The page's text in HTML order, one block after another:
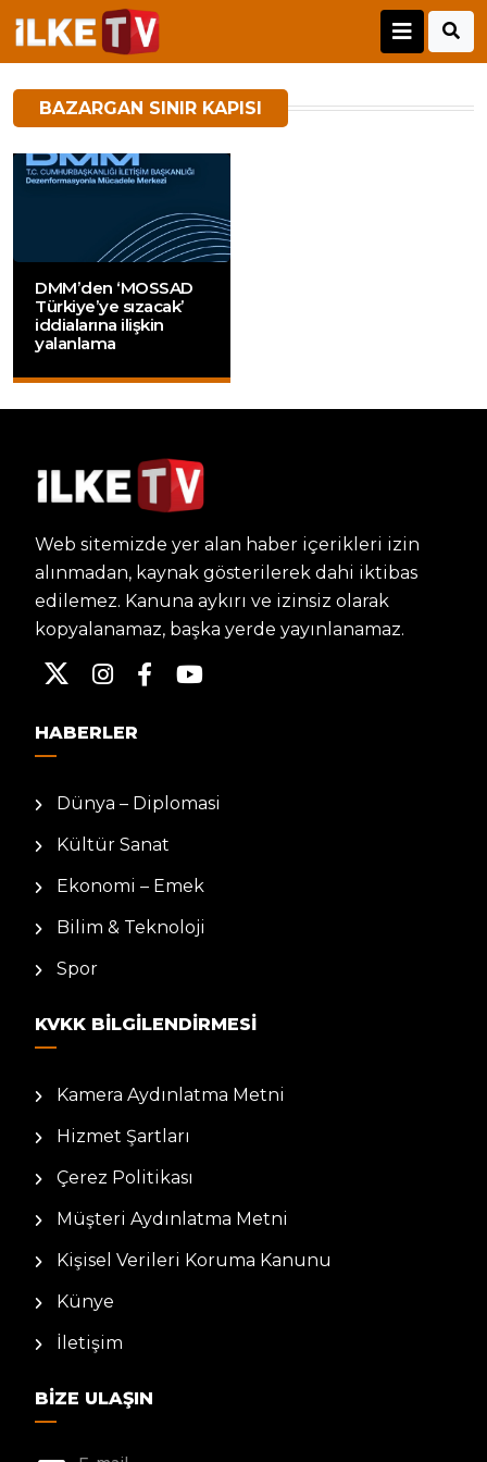
BAZARGAN SINIR KAPISI
DMM’den ‘MOSSAD
Türkiye’ye sızacak’
iddialarına ilişkin
yalanlama
Web sitemizde yer alan haber içerikleri izin
alınmadan, kaynak gösterilerek dahi iktibas
edilemez. Kanuna aykırı ve izinsiz olarak
kopyalanamaz, başka yerde yayınlanamaz.
HABERLER
Dünya – Diplomasi
Kültür Sanat
Ekonomi – Emek
Bilim & Teknoloji
Spor
KVKK BILGILENDIRMESI
Kamera Aydınlatma Metni
Hizmet Şartları
Çerez Politikası
Müşteri Aydınlatma Metni
Kişisel Verileri Koruma Kanunu
Künye
İletişim
BIZE ULAŞIN